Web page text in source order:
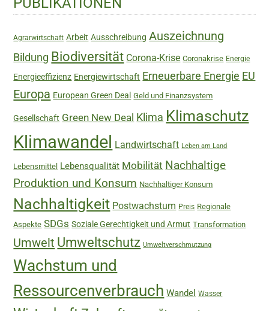
Sidebar
Agrarwirtschaft Arbeit Ausschreibung Auszeichnung
Bildung Biodiversität Corona-Krise Coronakrise Energie
Energieeffizienz Energiewirtschaft Erneuerbare Energie EU
Europa European Green Deal Geld und Finanzsystem
Gesellschaft Green New Deal Klima Klimaschutz
Klimawandel Landwirtschaft Leben am Land
Lebensmittel Lebensqualität Mobilität Nachhaltige
Produktion und Konsum Nachhaltiger Konsum
Nachhaltigkeit Postwachstum Preis Regionale
Aspekte SDGs Soziale Gerechtigkeit und Armut Transformation
Umwelt Umweltschutz Umweltverschmutzung
Wachstum und
Ressourcenverbrauch Wandel Wasser